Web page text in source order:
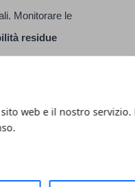
web e il nostro servizio.
Monitorare le
residue
per la
magari
illuminate, dove
oltre la